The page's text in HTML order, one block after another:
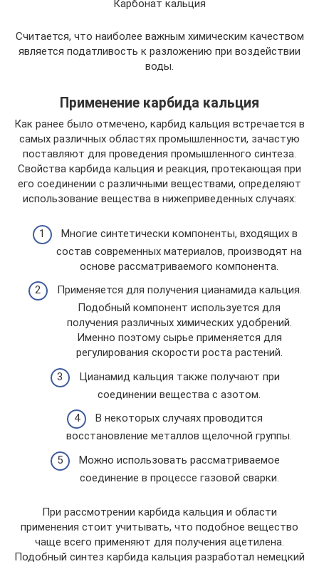
Карбонат кальция
Считается, что наиболее важным химическим качеством
является податливость к разложению при воздействии
воды.
Применение карбида кальция
Как ранее было отмечено, карбид кальция встречается в
самых различных областях промышленности, зачастую
поставляют для проведения промышленного синтеза.
Свойства карбида кальция и реакция, протекающая при
его соединении с различными веществами, определяют
использование вещества в нижеприведенных случаях:
Многие синтетически компоненты, входящих в
состав современных материалов, производят на
основе рассматриваемого компонента.
Применяется для получения цианамида кальция.
Подобный компонент используется для
получения различных химических удобрений.
Именно поэтому сырье применяется для
регулирования скорости роста растений.
Цианамид кальция также получают при
соединении вещества с азотом.
В некоторых случаях проводится
восстановление металлов щелочной группы.
Можно использовать рассматриваемое
соединение в процессе газовой сварки.
При рассмотрении карбида кальция и области
применения стоит учитывать, что подобное вещество
чаще всего применяют для получения ацетилена.
Подобный синтез карбида кальция разработал немецкий